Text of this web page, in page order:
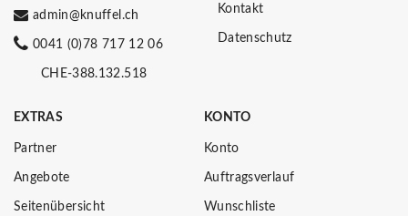
admin@knuffel.ch
0041 (0)78 717 12 06
CHE-388.132.518
Kontakt
Datenschutz
EXTRAS
Partner
Angebote
Seitenübersicht
KONTO
Konto
Auftragsverlauf
Wunschliste